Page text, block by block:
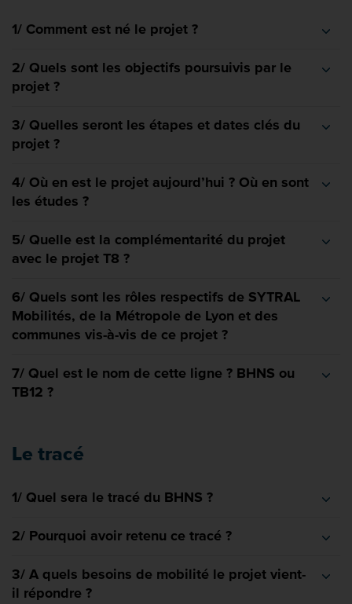
1/ Comment est né le projet ?
2/ Quels sont les objectifs poursuivis par le
projet ?
3/ Quelles seront les étapes et dates clés du
projet ?
4/ Où en est le projet aujourd’hui ? Où en sont
les études ?
5/ Quelle est la complémentarité du projet
avec le projet T8 ?
6/ Quels sont les rôles respectifs de SYTRAL
Mobilités, de la Métropole de Lyon et des
communes vis-à-vis de ce projet ?
7/ Quel est le nom de cette ligne ? BHNS ou
TB12 ?
Le tracé
1/ Quel sera le tracé du BHNS ?
2/ Pourquoi avoir retenu ce tracé ?
3/ A quels besoins de mobilité le projet vient-
il répondre ?